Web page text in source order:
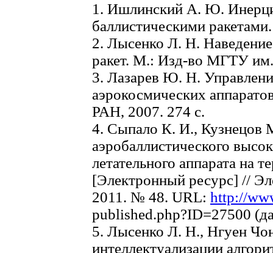
1. Ишлинский А. Ю.
баллистическими
2. Лысенко Л. Н. Наведение
ракет. М.: Изд-во МГТУ
3. Лазарев Ю. Н.
аэрокосмических
РАН, 2007. 274 с.
4. Сыпало К. И., Кузнецов
аэробаллистического
летательного аппарата на
[Электронный ресурс] //
2011. № 48. URL: http://
published.php?ID=27500
5. Лысенко Л. Н., Нгуен
интеллектуализации